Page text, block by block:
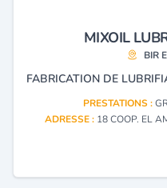
MIXOIL
BIR
PRESTATIONS :
ADRESSE : 18 COOP. EL